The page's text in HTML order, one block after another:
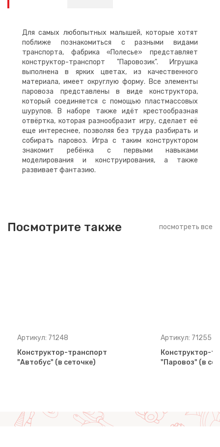
Для самых любопытных малышей, которые хотят
поближе познакомиться с разными видами
транспорта, фабрика «Полесье» представляет
конструктор-транспорт "Паровозик". Игрушка
выполнена в ярких цветах, из качественного
материала, имеет округлую форму. Все элементы
паровоза представлены в виде конструктора,
который соединяется с помощью пластмассовых
шурупов. В наборе также идёт крестообразная
отвёртка, которая разнообразит игру, сделает её
еще интереснее, позволяя без труда разбирать и
собирать паровоз. Игра с таким конструктором
знакомит ребёнка с первыми навыками
моделирования и конструирования, а также
развивает фантазию.
Посмотрите также посмотреть все
Артикул: 71248
Конструктор-транспорт
"Автобус" (в сеточке)
Артикул: 71255
Конструктор-
"Паровоз" (в